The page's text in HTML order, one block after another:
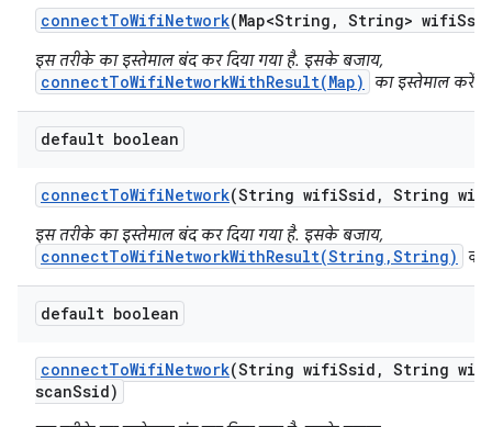
connectToWifiNetwork(Map<String , String> wifi
इस तरीके का इस्तेमाल बंद कर दिया गया है. इसके बजाय,
connectToWifiNetworkWithResult(Map) का इस्तेमाल करें.
default boolean
connectToWifiNetwork(String wifiSsid , String wifi
इस तरीके का इस्तेमाल बंद कर दिया गया है. इसके बजाय,
connectToWifiNetworkWithResult(String,String) का
default boolean
connectToWifiNetwork(String wifiSsid , String wifi
scanSsid)